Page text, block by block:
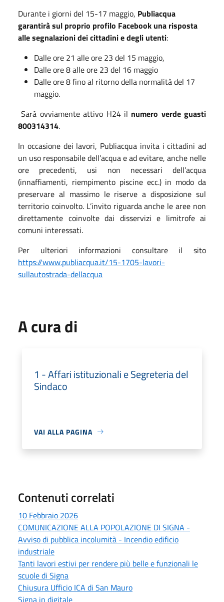
Durante i giorni del 15-17 maggio, Publiacqua
garantirà sul proprio profilo Facebook una risposta
alle segnalazioni dei cittadini e degli utenti:
Dalle ore 21 alle ore 23 del 15 maggio,
Dalle ore 8 alle ore 23 del 16 maggio
Dalle ore 8 fino al ritorno della normalità del 17
maggio.
Sarà ovviamente attivo H24 il numero verde guasti
800314314.
In occasione dei lavori, Publiacqua invita i cittadini ad
un uso responsabile dell’acqua e ad evitare, anche nelle
ore precedenti, usi non necessari dell’acqua
(innaffiamenti, riempimento piscine ecc.) in modo da
preservare al massimo le riserve a disposizione sul
territorio coinvolto. L’invito riguarda anche le aree non
direttamente coinvolte dai disservizi e limitrofe ai
comuni interessati.
Per ulteriori informazioni consultare il sito
https://www.publiacqua.it/15-1705-lavori-
sullautostrada-dellacqua
A cura di
1 - Affari istituzionali e Segreteria del
Sindaco
VAI ALLA PAGINA
Contenuti correlati
10 Febbraio 2026
COMUNICAZIONE ALLA POPOLAZIONE DI SIGNA -
Avviso di pubblica incolumità - Incendio edificio
industriale
Tanti lavori estivi per rendere più belle e funzionali le
scuole di Signa
Chiusura Ufficio ICA di San Mauro
Signa in digitale